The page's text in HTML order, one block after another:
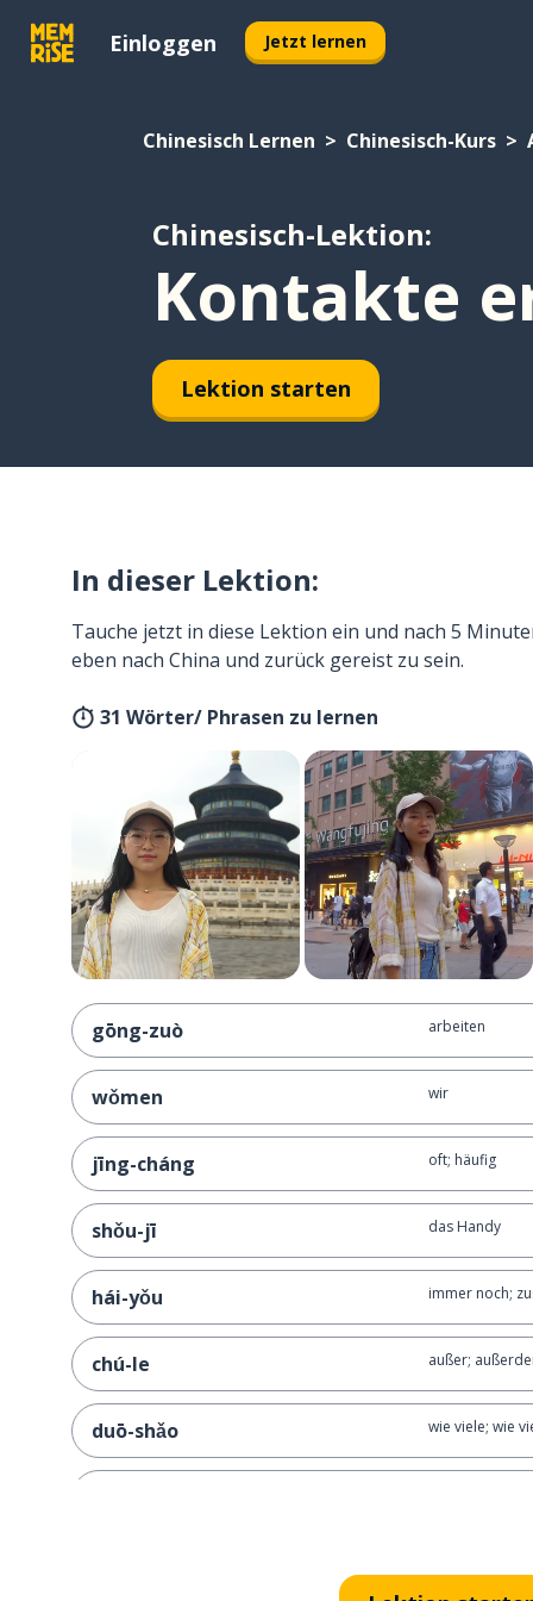
Einloggen Jetzt lernen
Chinesisch Lernen Chinesisch-Kurs
Chinesisch-Lektion:
Kontakte
Lektion starten
In dieser Lektion:
Tauche jetzt in diese Lektion ein und nach 5
eben nach China und zurück gereist zu sein.
31 Wörter/ Phrasen zu lernen
gōng-zuò arbeiten
wǒmen wir
jīng-cháng oft; häufig
shǒu-jī das Handy
hái-yǒu immer noch;
chú-le außer;
duō-shǎo wie viele; wie